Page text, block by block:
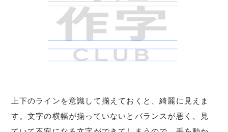
上下のラインを意識して揃えておくと、綺麗に見えま
す。文字の横幅が揃っていないとバランスが悪く、見